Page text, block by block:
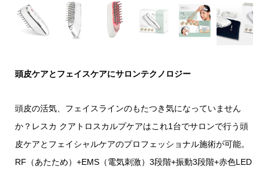
頭皮ケアとフェイスケアにサロンテクノロジー
頭皮の活気、フェイスラインのもたつき気になっていません
か？レスカ クアトロスカルプケアはこれ1台でサロンで行う頭
皮ケアとフェイシャルケアのプロフェッショナル施術が可能。
RF（あたため）+EMS（電気刺激）3段階+振動3段階+赤色LED